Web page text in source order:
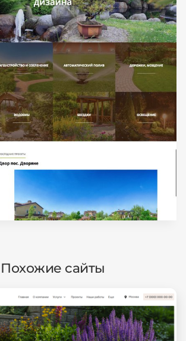
Похожие сайты